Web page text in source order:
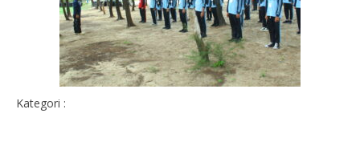
Kategori :